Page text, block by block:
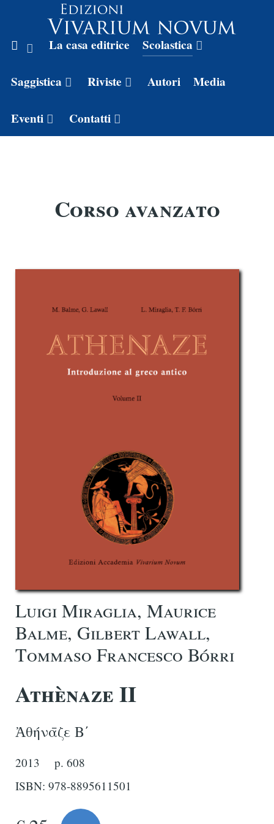
La casa editrice Scolastica
Saggistica Riviste Autori Media
Eventi Contatti
Corso avanzato
Luigi Miraglia, Maurice
Balme, Gilbert Lawall,
Tommaso Francesco Bórri
Athènaze II
Ἀθήνᾱζε Βʹ
2013
p. 608
ISBN: 978-8895611501